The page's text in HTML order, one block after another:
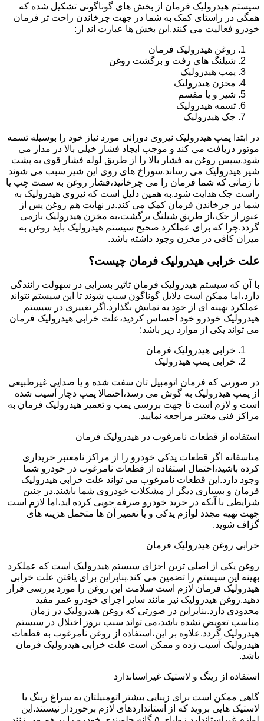
سیستم هیدرولیک فرمان از بخش های گوناگونی تشکیل شده که
همگی در راستای کمک به شما در جهت چرخاندن راحت تر فرمان
خودرو فعالیت می کنند.این بخش ها عبارت اند از:
روغن هیدرولیک فرمان
شیلنگ های رفت و برگشت روغن
پمپ هیدرولیک
مخزن هیدرولیک
شیر و یا مقسم
تسمه هیدرولیک
جک هیدرولیک
در ابتدا پمپ هیدرولیک نیروی دورانی مورد نیاز خود را بوسیله تسمه
موتور دریافت می کند و موجب ایجاد فشار خیلی بالا در مدار می
شود.سپس روغن به فشار بالا را از طریق لوله فشار قوی به پشت
شیر هیدرولیک می رساند.سوراخ های روی این شیر سبب می شوند
تا زمانی که شما فرمان را می چرخانید،فشار روغن به سمت چپ یا
راست جک هدایت شود.به همین دلیل است که نیروی هیدرولیک به
شما در چرخاندن فرمان کمک می کند.در نهایت هم روغن پس از
عبور از جک،از طریق شیلنگ برگشت،به مخزن هیدرولیک بازمی
گردد.چرا که برای عملکرد صحیح سیستم هیدرولیک باید روغن به
میزان کافی در مخزن وجود داشته باشد.
علت خرابی هیدرولیک فرمان چیست؟
با آن که سیستم هیدرولیک فرمان تاثیر بسزایی در سهولت رانندگی
دارد،اما ممکن است دلایل گوناگون سبب شوند تا این سیستم نتواند
عملکرد بهینه ای از خود به نمایش بگذارد.اگر تغییری در سیستم
هیدرولیک خودرو خود احساس کردید،علت خرابی هیدرولیک فرمان
می تواند یکی از موارد زیر باشد:
خرابی هیدرولیک فرمان
خرابی پمپ هیدرولیک
در صورتی که فرمان اتومبیل تان سفت شده و یا صدایی غیرطبیعی
از پمپ هیدرولیک به گوش می رسد،احتمالا پمپ دچار آسیب شده
است و لازم است تا جهت بررسی پمپ و تعمیر هیدرولیک فرمان به
مراکز فنی معتبر مراجعه نمایید.
استفاده از قطعات نامرغوب در هیدرولیک فرمان
متاسفانه اگر قطعات یدکی خودرو را از مراکز نامعتبر خریداری
کرده باشید،احتمال استفاده از قطعات نامرغوب در خودرو شما
وجود دارد.این قطعات نامرغوب می تواند علت خرابی هیدرولیک
فرمان و بسیاری دیگر از مشکلات خودروی شما باشند.در چنین
شرایطی با آنکه در خرید خودرو صرفه جویی کرده اید،اما لازم است
جهت تهیه مجدد لوازم یدکی و یا تعمیر آن ها متحمل هزینه های
گزاف شوید.
خرابی روغن هیدرولیک فرمان
روغن یکی از اصلی ترین اجزای سیستم هیدرولیک است که عملکرد
بهینه این سیستم را تضمین می کند.بنابراین برای یافتن علت خرابی
هیدرولیک فرمان لازم است سلامت این روغن را مورد بررسی قرار
دهید.روغن هیدرولیک نیز مانند سایر اجزای خودرو عمر مفید
محدودی دارد.بنابراین در صورتی که روغن هیدرولیک در زمان
مناسب تعویض نشده باشد،می تواند سبب بروز اختلال در سیستم
هیدرولیک گردد.علاوه بر این،استفاده از روغن نامرغوب به قطعات
هیدرولیک آسیب زده و ممکن است علت خرابی هیدرولیک فرمان
باشد.
استفاده از رینگ و لاستیک غیراستاندارد
گاهی ممکن است برای زیبایی بیشتر اتومبیلتان به سراغ رینگ یا
لاستیک هایی بروید که از استانداردهای لازم برخوردار نیستند.این